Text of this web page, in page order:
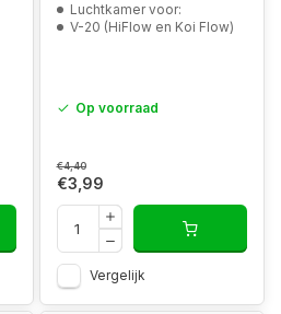
Luchtkamer voor:
V-20 (HiFlow en Koi Flow)
Op voorraad
€4,40
€3,99
Vergelijk